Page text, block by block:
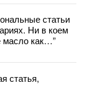
статьи
Ни в коем
масло как…”
статья,